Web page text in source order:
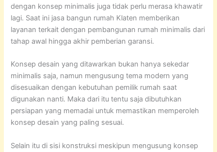
dengan konsep minimalis juga tidak perlu merasa khawatir
lagi. Saat ini jasa bangun rumah Klaten memberikan
layanan terkait dengan pembangunan rumah minimalis dari
tahap awal hingga akhir pemberian garansi.
Konsep desain yang ditawarkan bukan hanya sekedar
minimalis saja, namun mengusung tema modern yang
disesuaikan dengan kebutuhan pemilik rumah saat
digunakan nanti. Maka dari itu tentu saja dibutuhkan
persiapan yang memadai untuk memastikan memperoleh
konsep desain yang paling sesuai.
Selain itu di sisi konstruksi meskipun mengusung konsep